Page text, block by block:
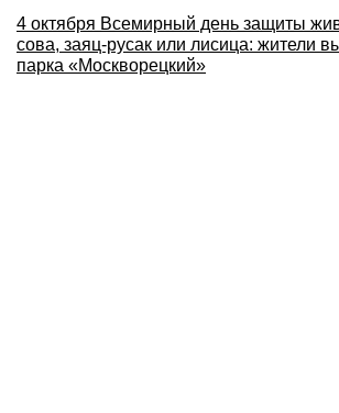
4 октября Всемирный день защиты
сова, заяц-русак или лисица: жители
парка «Москворецкий»